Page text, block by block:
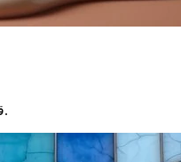
قم بتوليد منشورات اجتماعية جذابة، ورسومات ترويجية، ومواد تسويقية تحفز تفاعل الجمهور عبر مختلف المنصات.